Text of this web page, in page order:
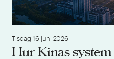
Tisdag 16 juni 2026
Hur Kinas